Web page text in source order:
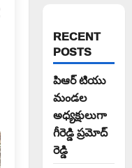
RECENT
POSTS
పిఆర్ టియు
మండల
అధ్యక్షులుగా
గీరెడ్డి ప్రమోద్
రెడ్డి